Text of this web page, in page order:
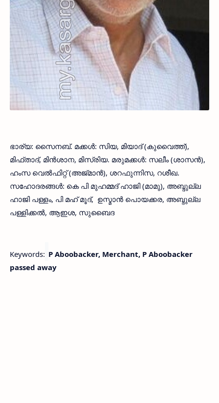
ഭാര്യ: സൈനബ്. മക്കള്‍: സിയ, മിയാദ് (കുവൈത്ത്),
മിഫ്താദ്, മിന്‍ശാന, മിസ്രിയ. മരുമക്കള്‍: സലീം (ശാസന്‍),
ഹംസ വെല്‍ഫിറ്റ് (അജ്മാന്‍), ശറഫുന്നിസ, റശീഖ.
സഹോദരങ്ങള്‍: കെ പി മുഹമ്മദ് ഹാജി (മാമു), അബ്ദുല്ല
ഹാജി പള്ളം, പി മഹ് മൂദ്, ഉസ്മാന്‍ പൊയക്കര, അബ്ദുല്ല
പള്ളിക്കല്‍, ആഇശ, സുബൈദ
Keywords: P Aboobacker, Merchant, P Aboobacker
passed away